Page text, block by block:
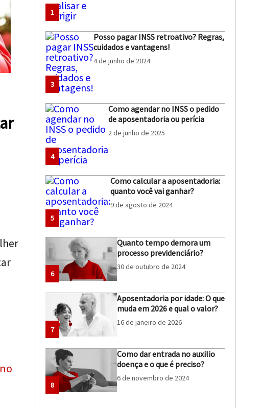
1
3
Posso pagar INSS retroativo? Regras,
cuidados e vantagens!
4 de junho de 2024
4
Como agendar no INSS o pedido
de aposentadoria ou perícia
2 de junho de 2025
5
Como calcular a aposentadoria:
quanto você vai ganhar?
9 de agosto de 2024
6
Quanto tempo demora um
processo previdenciário?
30 de outubro de 2024
7
Aposentadoria por idade: O que
muda em 2026 e qual o valor?
16 de janeiro de 2026
8
Como dar entrada no auxilio
doença e o que é preciso?
6 de novembro de 2024